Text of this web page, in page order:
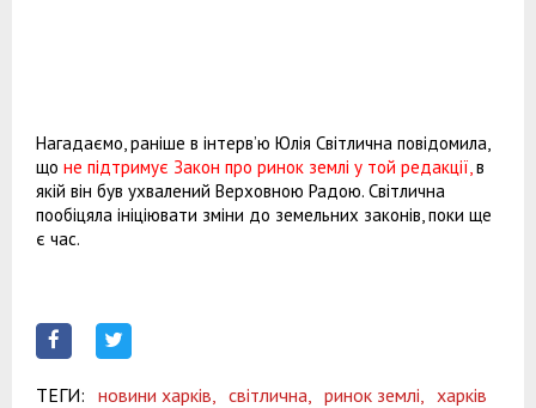
Нагадаємо, раніше в інтерв’ю Юлія Світлична повідомила,
що не підтримує Закон про ринок землі у той редакції, в
якій він був ухвалений Верховною Радою. Світлична
пообіцяла ініціювати зміни до земельних законів, поки ще
є час.
ТЕГИ: новини харків, світлична, ринок землі, харків